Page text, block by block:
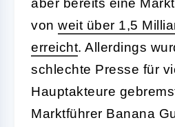
aber bereits eine
von weit über 1,5
erreicht. Allerdings
schlechte Presse für
Hauptakteure
Marktführer Banana